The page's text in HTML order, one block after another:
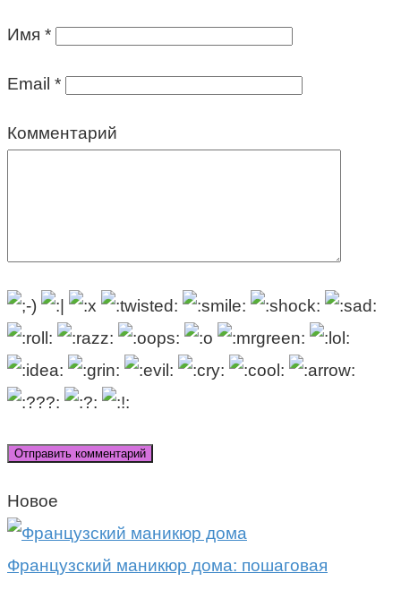
Имя *
Email *
Комментарий
Новое
Французский маникюр дома: пошаговая